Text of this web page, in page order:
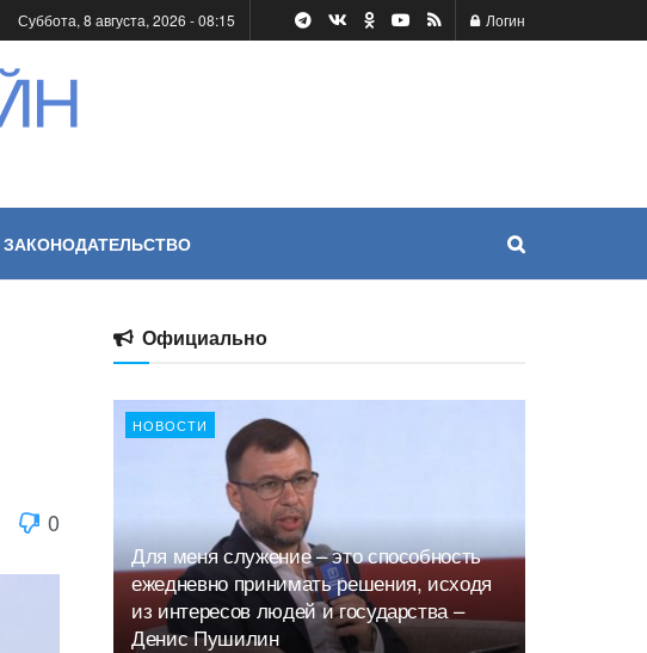
Суббота, 8 августа, 2026 - 08:15 Логин
ЗАКОНОДАТЕЛЬСТВО
0
Официально
НОВОСТИ
Для меня служение – это способность
ежедневно принимать решения, исходя
из интересов людей и государства –
Денис Пушилин